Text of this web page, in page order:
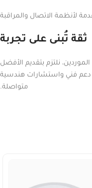
لأنظمة الاتصال والمراقبة
ثقة تُبنى على تجربة
نلتزم بتقديم الأفضل
دعم فني واستشارات هندسية
متواصلة.